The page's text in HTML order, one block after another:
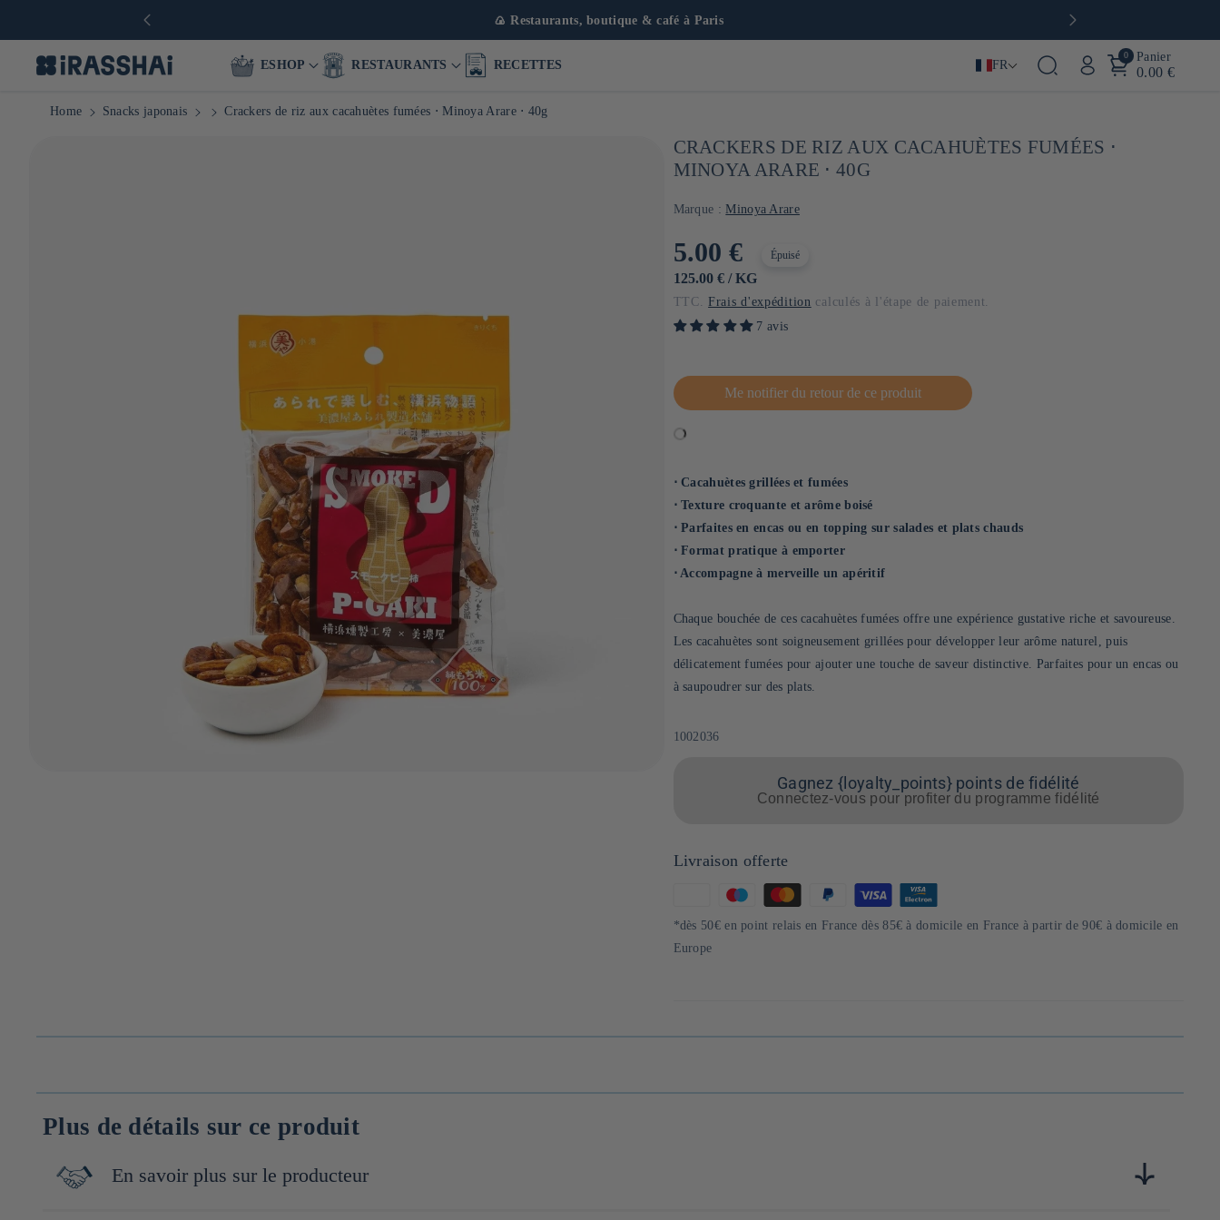
🍙 Restaurants, boutique & café à Paris
ESHOP RESTAURANTS RECETTES FR
0 Panier
0.00 €
Home Snacks japonais Crackers de riz aux cacahuètes fumées ⋅ Minoya Arare ⋅ 40g
CRACKERS DE RIZ AUX CACAHUÈTES FUMÉES ⋅
MINOYA ARARE ⋅ 40G
Marque : Minoya Arare
Prix
habituel
5.00 €
PRIX
125.00 € / PAR
KG
Épuisé
TTC. Frais d'expédition calculés à l'étape de paiement.
7 avis
Me notifier du retour de ce produit
⋅ Cacahuètes grillées et fumées
⋅ Texture croquante et arôme boisé
⋅ Parfaites en encas ou en topping sur salades et plats chauds
⋅ Format pratique à emporter
⋅ Accompagne à merveille un apéritif
Chaque bouchée de ces cacahuètes fumées offre une expérience gustative riche et savoureuse.
Les cacahuètes sont soigneusement grillées pour développer leur arôme naturel, puis
délicatement fumées pour ajouter une touche de saveur distinctive. Parfaites pour un encas ou
à saupoudrer sur des plats.
SKU:
1002036
Gagnez {loyalty_points} points de fidélité
Connectez-vous pour profiter du programme fidélité
Livraison offerte
de
paiement
*dès 50€ en point relais en France dès 85€ à domicile en France à partir de 90€ à domicile en
Europe
Plus de détails sur ce produit
En savoir plus sur le producteur